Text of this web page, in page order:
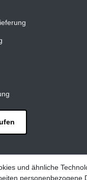
Allmendingen,
und ähnliche
personenbezogene